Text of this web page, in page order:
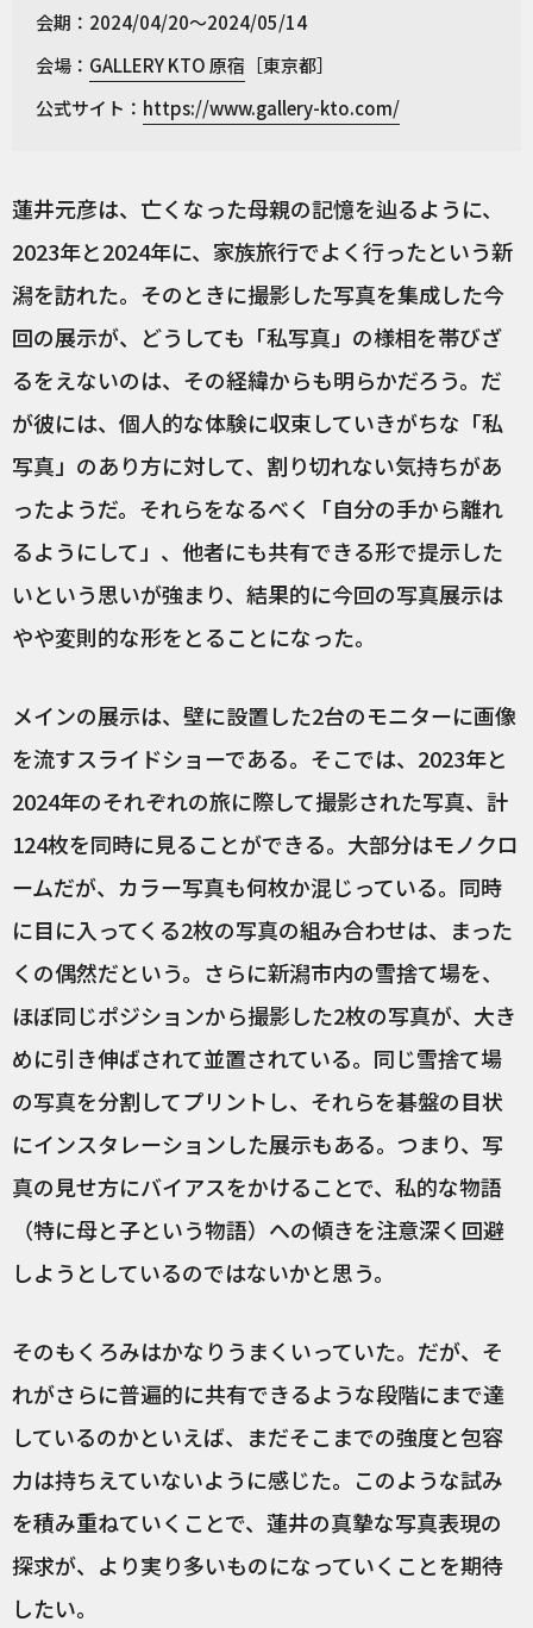
会期：2024/04/20～2024/05/14
会場： GALLERY KTO 原宿 ［東京都］
公式サイト： https://www.gallery-kto.com/
蓮井元彦は、亡くなった母親の記憶を辿るように、
2023年と2024年に、家族旅行でよく行ったという新
潟を訪れた。そのときに撮影した写真を集成した今
回の展示が、どうしても「私写真」の様相を帯びざ
るをえないのは、その経緯からも明らかだろう。だ
が彼には、個人的な体験に収束していきがちな「私
写真」のあり方に対して、割り切れない気持ちがあ
ったようだ。それらをなるべく「自分の手から離れ
るようにして」、他者にも共有できる形で提示した
いという思いが強まり、結果的に今回の写真展示は
やや変則的な形をとることになった。
メインの展示は、壁に設置した2台のモニターに画像
を流すスライドショーである。そこでは、2023年と
2024年のそれぞれの旅に際して撮影された写真、計
124枚を同時に見ることができる。大部分はモノクロ
ームだが、カラー写真も何枚か混じっている。同時
に目に入ってくる2枚の写真の組み合わせは、まった
くの偶然だという。さらに新潟市内の雪捨て場を、
ほぼ同じポジションから撮影した2枚の写真が、大き
めに引き伸ばされて並置されている。同じ雪捨て場
の写真を分割してプリントし、それらを碁盤の目状
にインスタレーションした展示もある。つまり、写
真の見せ方にバイアスをかけることで、私的な物語
（特に母と子という物語）への傾きを注意深く回避
しようとしているのではないかと思う。
そのもくろみはかなりうまくいっていた。だが、そ
れがさらに普遍的に共有できるような段階にまで達
しているのかといえば、まだそこまでの強度と包容
力は持ちえていないように感じた。このような試み
を積み重ねていくことで、蓮井の真摯な写真表現の
探求が、より実り多いものになっていくことを期待
したい。